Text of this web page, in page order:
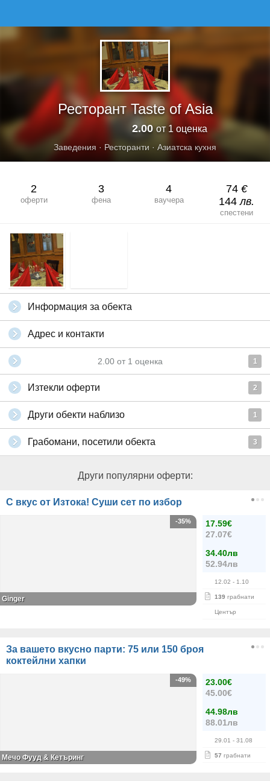
Ресторант Taste of Asia
2.00от 1 оценка
Заведения · Ресторанти · Азиатска кухня
2
оферти
3
фена
4
ваучера
74 €
144лв.
спестени
Информация за обекта
Адрес и контакти
2.00 от 1 оценка 1
Изтекли оферти 2
Други обекти наблизо 1
Грабомани, посетили обекта 3
Други популярни оферти:
С вкус от Изтока! Суши сет по избор
17.59€
27.07€
34.40лв
52.94лв
12.02 - 1.10
139 грабнати
Център
-35%
Ginger
За вашето вкусно парти: 75 или 150 броя
коктейлни хапки
23.00€
45.00€
44.98лв
88.01лв
29.01 - 31.08
57 грабнати
-49%
Мечо Фууд & Кетъринг